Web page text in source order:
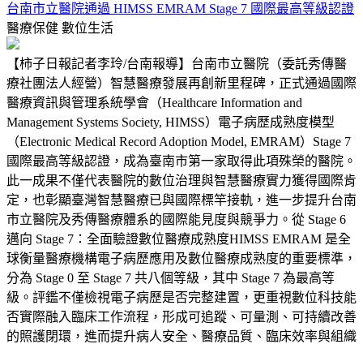
台南市立醫院通過 HIMSS EMRAM Stage 7 國際最高等級認證
醫療保健 數位生活
【柿子日報記者李玲/台南報導】台南市立醫院（委託秀傳醫
療社團法人經營）智慧醫療發展再創新里程碑，正式通過國際
醫療資訊與管理系統學會（Healthcare Information and
Management Systems Society, HIMSS）電子病歷成熟度模型
（Electronic Medical Record Adoption Model, EMRAM）Stage 7
國際最高等級認證，成為臺南市第一家取得此項殊榮的醫院。
此一成果不僅代表醫院的數位治理與智慧醫療實力獲得國際肯
定，也彰顯臺灣智慧醫療已與國際標竿接軌，進一步提升台南
市立醫院及秀傳醫療體系的國際能見度與競爭力。從 Stage 6
邁向 Stage 7：全面驗證數位醫療成熟度HIMSS EMRAM 是全
球衡量醫療機構電子病歷應用及數位醫療成熟度的重要標準，
分為 Stage 0 至 Stage 7 共八個等級，其中 Stage 7 為最高等
級。評鑑不僅檢視電子病歷是否完整建置，更重視數位科技能
否實際融入臨床工作流程，形成可追蹤、可量測、可持續改善
的照護閉環，進而提升病人安全、醫療品質、臨床效率與組織